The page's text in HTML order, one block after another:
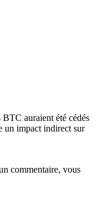
auraient été cédés
un impact indirect sur
commentaire, vous